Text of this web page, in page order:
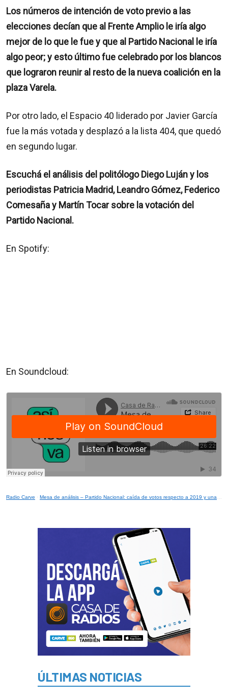
Los números de intención de voto previo a las
elecciones decían que al Frente Amplio le iría algo
mejor de lo que le fue y que al Partido Nacional le iría
algo peor; y esto último fue celebrado por los blancos
que lograron reunir al resto de la nueva coalición en la
plaza Varela.
Por otro lado, el Espacio 40 liderado por Javier García
fue la más votada y desplazó a la lista 404, que quedó
en segundo lugar.
Escuchá el análisis del politólogo Diego Luján y los
periodistas Patricia Madrid, Leandro Gómez, Federico
Comesaña y Martín Tocar sobre la votación del
Partido Nacional.
En Spotify:
En Soundcloud:
Radio Carve · Mesa de análisis – Partido Nacional: caída de votos respecto a 2019 y una noche triunfalista
ÚLTIMAS NOTICIAS